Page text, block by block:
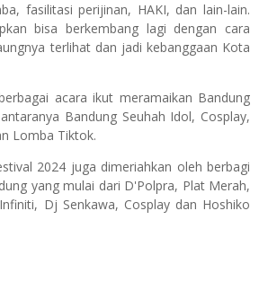
fasilitasi perijinan, HAKI, dan lain-lain.
bisa berkembang lagi dengan cara
terlihat dan jadi kebanggaan Kota
acara ikut meramaikan Bandung
Bandung Seuhah Idol, Cosplay,
Lomba Tiktok.
2024 juga dimeriahkan oleh berbagi
yang mulai dari D'Polpra, Plat Merah,
Dj Senkawa, Cosplay dan Hoshiko